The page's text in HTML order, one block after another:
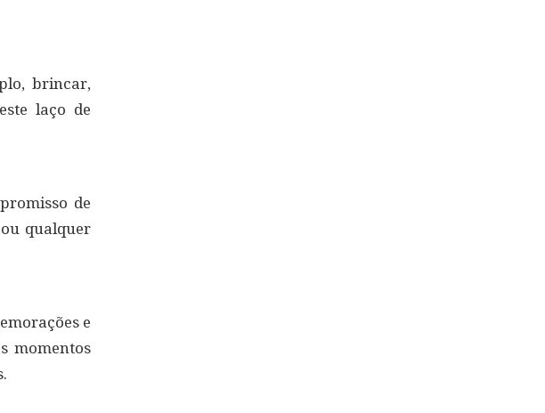
brincar,
laço de
de
qualquer
e
momentos